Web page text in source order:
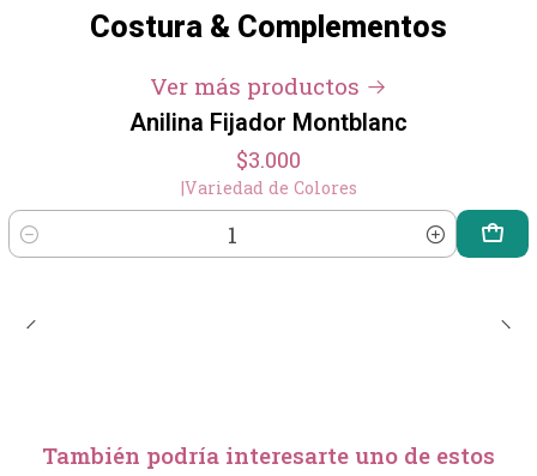
Costura & Complementos
Ver más productos
Anilina Fijador Montblanc
$3.000
|Variedad de Colores
Cantidad
También podría interesarte uno de estos